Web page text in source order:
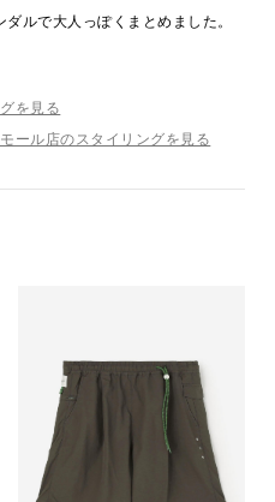
ルで大人っぽくまとめました。
を見る
ール店のスタイリングを見る